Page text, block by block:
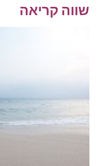
שווה קריאה